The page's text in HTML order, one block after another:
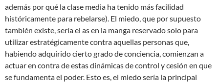
además por qué la clase media ha tenido más facilidad
históricamente para rebelarse). El miedo, que por supuesto
también existe, sería el as en la manga reservado solo para
utilizar estratégicamente contra aquellas personas que,
habiendo adquirido cierto grado de conciencia, comienzan a
actuar en contra de estas dinámicas de control y cesión en que
se fundamenta el poder. Esto es, el miedo sería la principal